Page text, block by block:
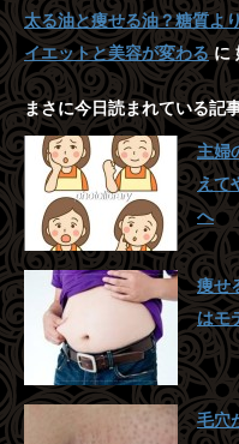
太る油と痩せる油？糖質よ
イエットと美容が変わるに
まさに今日読まれている記
主婦
えて
へ
痩せ
はモ
毛穴